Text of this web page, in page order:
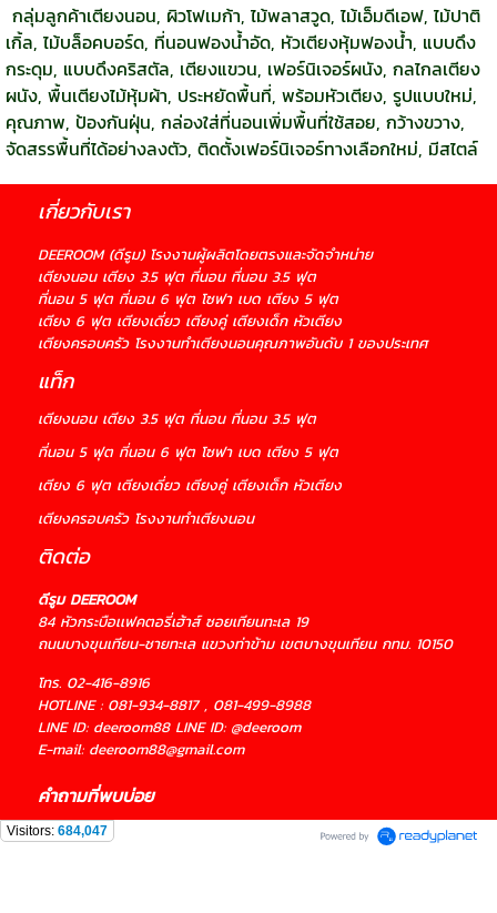
กลุ่มลูกค้าเตียงนอน, ผิวโฟเมก้า, ไม้พลาสวูด, ไม้เอ็มดีเอฟ, ไม้ปาติ
เกิ้ล, ไม้บล็อคบอร์ด, ที่นอนฟองน้ำอัด, หัวเตียงหุ้มฟองน้ำ, แบบดึง
กระดุม, แบบดึงคริสตัล, เตียงแขวน, เฟอร์นิเจอร์ผนัง, กลไกลเตียง
ผนัง, พื้นเตียงไม้หุ้มผ้า, ประหยัดพื้นที่, พร้อมหัวเตียง, รูปแบบใหม่,
คุณภาพ, ป้องกันฝุ่น, กล่องใส่ที่นอนเพิ่มพื้นที่ใช้สอย, กว้างขวาง,
จัดสรรพื้นที่ได้อย่างลงตัว, ติดตั้งเฟอร์นิเจอร์ทางเลือกใหม่, มีสไตล์
เกี่ยวกับเรา
DEEROOM (ดีรูม) โรงงานผู้ผลิตโดยตรงและจัดจำหน่าย
เตียงนอน เตียง 3.5 ฟุต ที่นอน ที่นอน 3.5 ฟุต
ที่นอน 5 ฟุต ที่นอน 6 ฟุต โซฟา เบด เตียง 5 ฟุต
เตียง 6 ฟุต เตียงเดี่ยว เตียงคู่ เตียงเด็ก หัวเตียง
เตียงครอบครัว โรงงานทำเตียงนอนคุณภาพอันดับ 1 ของประเทศ
แท็ก
เตียงนอน เตียง 3.5 ฟุต ที่นอน ที่นอน 3.5 ฟุต
ที่นอน 5 ฟุต ที่นอน 6 ฟุต โซฟา เบด เตียง 5 ฟุต
เตียง 6 ฟุต เตียงเดี่ยว เตียงคู่ เตียงเด็ก หัวเตียง
เตียงครอบครัว โรงงานทำเตียงนอน
ติดต่อ
ดีรูม DEEROOM
84 หัวกระบือเเฟคตอรี่เฮ้าส์ ซอยเทียนทะเล 19
ถนนบางขุนเทียน-ชายทะเล แขวงท่าข้าม เขตบางขุนเทียน กทม. 10150
โทร. 02-416-8916
HOTLINE : 081-934-8817, 081-499-8988
LINE ID: deeroom88LINE ID: @deeroom
E-mail: deeroom88@gmail.com
คำถามที่พบบ่อย
Visitors: 684,047